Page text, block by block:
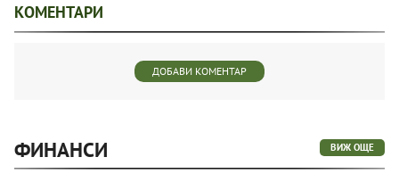
КОМЕНТАРИ
ДОБАВИ КОМЕНТАР
ФИНАНСИ ВИЖ ОЩЕ